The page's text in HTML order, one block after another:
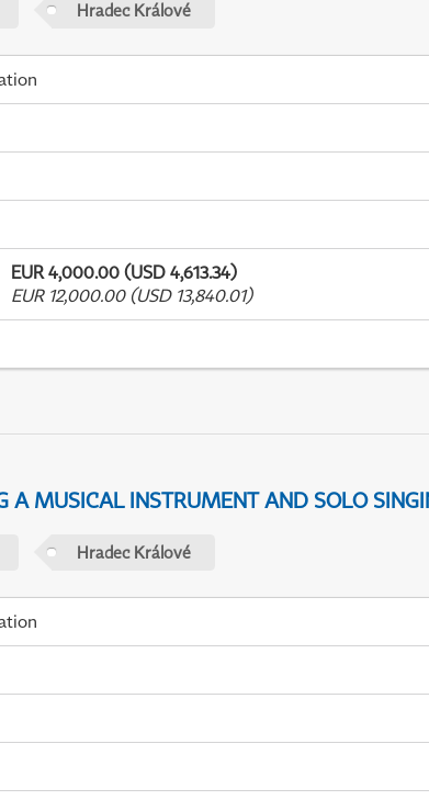
Hradec Králové
EUR 4,000.00 (USD 4,613.34)
EUR 12,000.00 (USD 13,840.01)
A MUSICAL INSTRUMENT AND SOLO
Hradec Králové